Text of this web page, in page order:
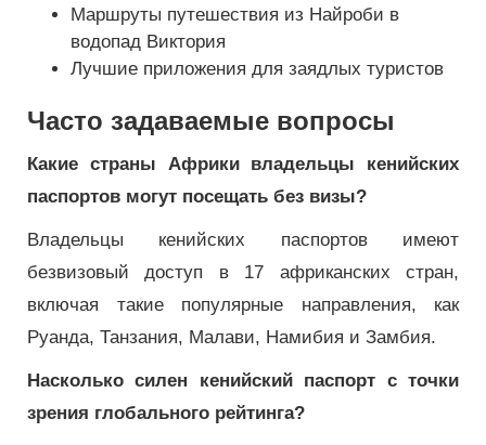
Маршруты путешествия из Найроби в
водопад Виктория
Лучшие приложения для заядлых туристов
Часто задаваемые вопросы
Какие страны Африки владельцы кенийских
паспортов могут посещать без визы?
Владельцы кенийских паспортов имеют
безвизовый доступ в 17 африканских стран,
включая такие популярные направления, как
Руанда, Танзания, Малави, Намибия и Замбия.
Насколько силен кенийский паспорт с точки
зрения глобального рейтинга?